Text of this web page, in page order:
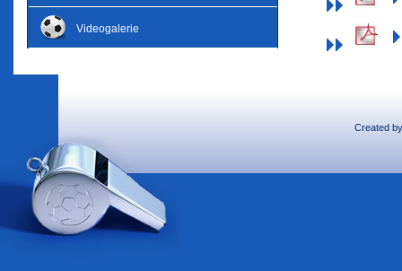
Videogalerie
Created